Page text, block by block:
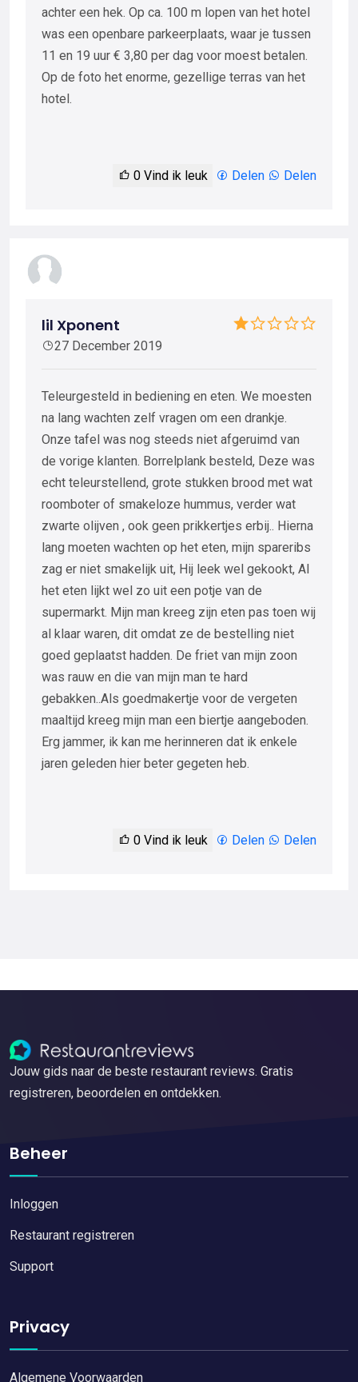
achter een hek. Op ca. 100 m lopen van het hotel
was een openbare parkeerplaats, waar je tussen
11 en 19 uur € 3,80 per dag voor moest betalen.
Op de foto het enorme, gezellige terras van het
hotel.
0 Vind ik leuk Delen Delen
lil Xponent
27 December 2019
Teleurgesteld in bediening en eten. We moesten
na lang wachten zelf vragen om een drankje.
Onze tafel was nog steeds niet afgeruimd van
de vorige klanten. Borrelplank besteld, Deze was
echt teleurstellend, grote stukken brood met wat
roomboter of smakeloze hummus, verder wat
zwarte olijven , ook geen prikkertjes erbij.. Hierna
lang moeten wachten op het eten, mijn spareribs
zag er niet smakelijk uit, Hij leek wel gekookt, Al
het eten lijkt wel zo uit een potje van de
supermarkt. Mijn man kreeg zijn eten pas toen wij
al klaar waren, dit omdat ze de bestelling niet
goed geplaatst hadden. De friet van mijn zoon
was rauw en die van mijn man te hard
gebakken..Als goedmakertje voor de vergeten
maaltijd kreeg mijn man een biertje aangeboden.
Erg jammer, ik kan me herinneren dat ik enkele
jaren geleden hier beter gegeten heb.
0 Vind ik leuk Delen Delen
Jouw gids naar de beste restaurant reviews. Gratis
registreren, beoordelen en ontdekken.
Beheer
Inloggen
Restaurant registreren
Support
Privacy
Algemene Voorwaarden